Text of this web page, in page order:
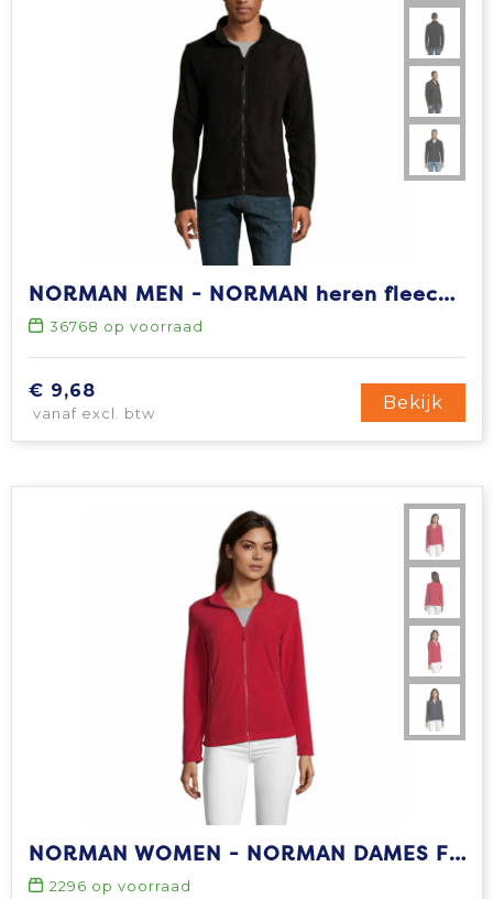
NORMAN MEN - NORMAN heren fleece 220g
36768 op voorraad
€ 9,68
vanaf excl. btw
Bekijk
NORMAN WOMEN - NORMAN DAMES FLEECE 220
2296 op voorraad